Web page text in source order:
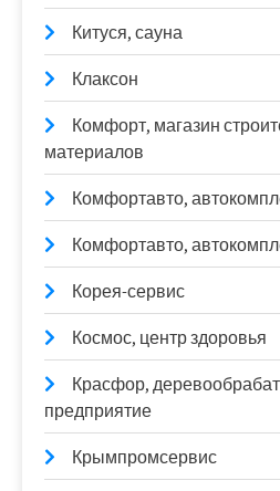
Китуся, сауна
Клаксон
Комфорт, магазин
материалов
Комфортавто,
Комфортавто,
Корея-сервис
Космос, центр здоровья
Красфор,
предприятие
Крымпромсервис